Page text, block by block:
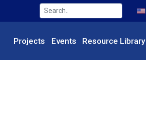
Projects Events Resource Library